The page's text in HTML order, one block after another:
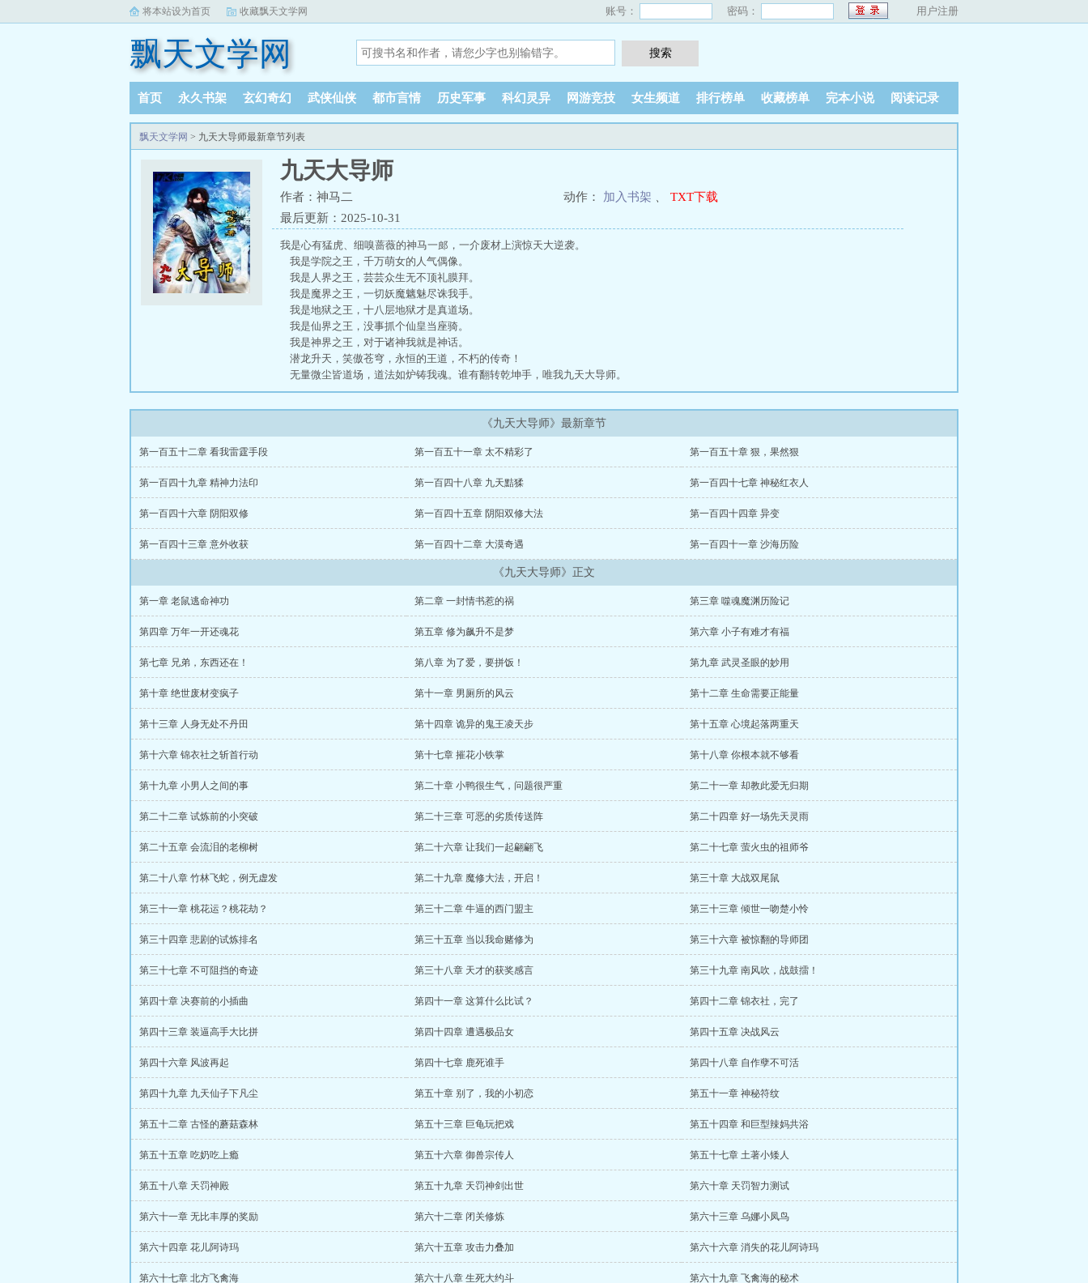
将本站设为首页 收藏飘天文学网 账号： 密码： 用户注册
飘天文学网
首页 永久书架 玄幻奇幻 武侠仙侠 都市言情 历史军事 科幻灵异 网游竞技 女生频道 排行榜单 收藏榜单 完本小说 阅读记录
飘天文学网 > 九天大导师最新章节列表
九天大导师
作者：神马二 动作： 加入书架
TXT下载
最后更新：2025-10-31
我是心有猛虎、细嗅蔷薇的神马一郎，一介废材上演惊天大逆袭。
我是学院之王，千万萌女的人气偶像。
我是人界之王，芸芸众生无不顶礼膜拜。
我是魔界之王，一切妖魔魑魅尽诛我手。
我是地狱之王，十八层地狱才是真道场。
我是仙界之王，没事抓个仙皇当座骑。
我是神界之王，对于诸神我就是神话。
潜龙升天，笑傲苍穹，永恒的王道，不朽的传奇！
无量微尘皆道场，道法如炉铸我魂。谁有翻转乾坤手，唯我九天大导师。
《九天大导师》最新章节
第一百五十二章 看我雷霆手段 第一百五十一章 太不精彩了 第一百五十章 狠，果然狠
第一百四十九章 精神力法印 第一百四十八章 九天黠猱 第一百四十七章 神秘红衣人
第一百四十六章 阴阳双修 第一百四十五章 阴阳双修大法 第一百四十四章 异变
第一百四十三章 意外收获 第一百四十二章 大漠奇遇 第一百四十一章 沙海历险
《九天大导师》正文
第一章 老鼠逃命神功 第二章 一封情书惹的祸 第三章 噬魂魔渊历险记
第四章 万年一开还魂花 第五章 修为飙升不是梦 第六章 小子有难才有福
第七章 兄弟，东西还在！ 第八章 为了爱，要拼饭！ 第九章 武灵圣眼的妙用
第十章 绝世废材变疯子 第十一章 男厕所的风云 第十二章 生命需要正能量
第十三章 人身无处不丹田 第十四章 诡异的鬼王凌天步 第十五章 心境起落两重天
第十六章 锦衣社之斩首行动 第十七章 摧花小铁掌 第十八章 你根本就不够看
第十九章 小男人之间的事 第二十章 小鸭很生气，问题很严重 第二十一章 却教此爱无归期
第二十二章 试炼前的小突破 第二十三章 可恶的劣质传送阵 第二十四章 好一场先天灵雨
第二十五章 会流泪的老柳树 第二十六章 让我们一起翩翩飞 第二十七章 萤火虫的祖师爷
第二十八章 竹林飞蛇，例无虚发 第二十九章 魔修大法，开启！ 第三十章 大战双尾鼠
第三十一章 桃花运？桃花劫？ 第三十二章 牛逼的西门盟主 第三十三章 倾世一吻楚小怜
第三十四章 悲剧的试炼排名 第三十五章 当以我命赌修为 第三十六章 被惊翻的导师团
第三十七章 不可阻挡的奇迹 第三十八章 天才的获奖感言 第三十九章 南风吹，战鼓擂！
第四十章 决赛前的小插曲 第四十一章 这算什么比试？ 第四十二章 锦衣社，完了
第四十三章 装逼高手大比拼 第四十四章 遭遇极品女 第四十五章 决战风云
第四十六章 风波再起 第四十七章 鹿死谁手 第四十八章 自作孽不可活
第四十九章 九天仙子下凡尘 第五十章 别了，我的小初恋 第五十一章 神秘符纹
第五十二章 古怪的蘑菇森林 第五十三章 巨龟玩把戏 第五十四章 和巨型辣妈共浴
第五十五章 吃奶吃上瘾 第五十六章 御兽宗传人 第五十七章 土著小矮人
第五十八章 天罚神殿 第五十九章 天罚神剑出世 第六十章 天罚智力测试
第六十一章 无比丰厚的奖励 第六十二章 闭关修炼 第六十三章 乌娜小凤鸟
第六十四章 花儿阿诗玛 第六十五章 攻击力叠加 第六十六章 消失的花儿阿诗玛
第六十七章 北方飞禽海 第六十八章 生死大约斗 第六十九章 飞禽海的秘术